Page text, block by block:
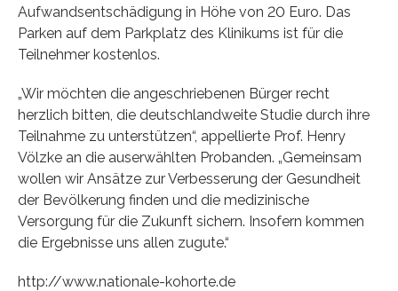
Aufwandsentschädigung in Höhe von 20 Euro. Das
Parken auf dem Parkplatz des Klinikums ist für die
Teilnehmer kostenlos.
„Wir möchten die angeschriebenen Bürger recht
herzlich bitten, die deutschlandweite Studie durch ihre
Teilnahme zu unterstützen“, appellierte Prof. Henry
Völzke an die auserwählten Probanden. „Gemeinsam
wollen wir Ansätze zur Verbesserung der Gesundheit
der Bevölkerung finden und die medizinische
Versorgung für die Zukunft sichern. Insofern kommen
die Ergebnisse uns allen zugute.“
http://www.nationale-kohorte.de